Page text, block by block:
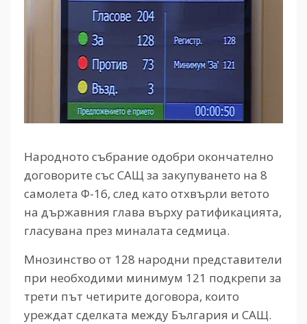
Народното събрание одобри окончателно
договорите със САЩ за закупуването на 8
самолета Ф-16, след като отхвърли ветото
на държавния глава върху ратификацията,
гласувана през миналата седмица.
Мнозинство от 128 народни представители
при необходими минимум 121 подкрепи за
трети път четирите договора, които
уреждат сделката между България и САЩ.